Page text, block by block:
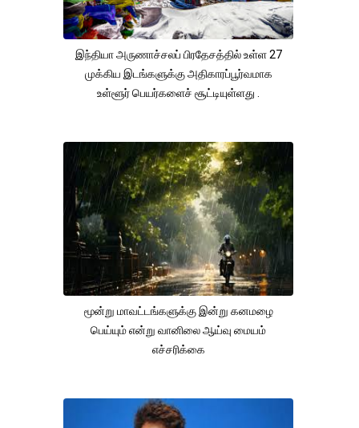
இந்தியா அருணாச்சலப் பிரதேசத்தில் உள்ள 27
முக்கிய இடங்களுக்கு அதிகாரப்பூர்வமாக
உள்ளூர் பெயர்களைச் சூட்டியுள்ளது .
மூன்று மாவட்டங்களுக்கு இன்று கனமழை
பெய்யும் என்று வானிலை ஆய்வு மையம்
எச்சரிக்கை